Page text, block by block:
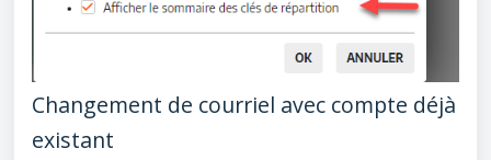
Changement de courriel avec compte déjà
existant